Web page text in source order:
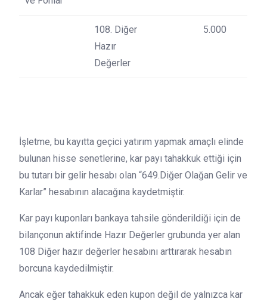
108. Diğer
Hazır
Değerler
5.000
İşletme, bu kayıtta geçici yatırım yapmak amaçlı elinde
bulunan hisse senetlerine, kar payı tahakkuk ettiği için
bu tutarı bir gelir hesabı olan “649.Diğer Olağan Gelir ve
Karlar” hesabının alacağına kaydetmiştir.
Kar payı kuponları bankaya tahsile gönderildiği için de
bilançonun aktifinde Hazır Değerler grubunda yer alan
108 Diğer hazır değerler hesabını arttırarak hesabın
borcuna kaydedilmiştir.
Ancak eğer tahakkuk eden kupon değil de yalnızca kar